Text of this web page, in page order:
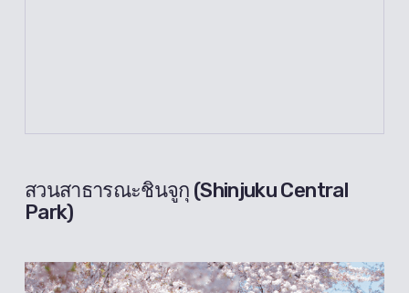
สวนสาธารณะชินจูกุ (Shinjuku Central
Park)